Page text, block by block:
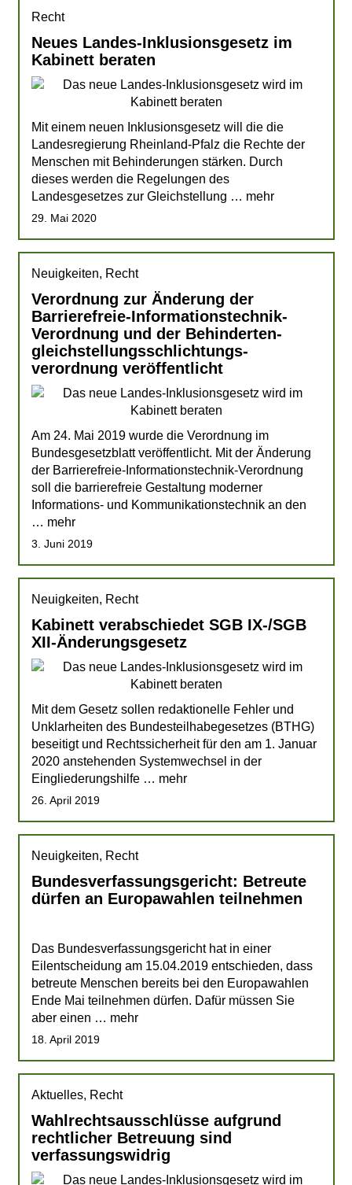
Recht
Neues Landes-Inklusionsgesetz im
Kabinett beraten
Mit einem neuen Inklusionsgesetz will die die
Landesregierung Rheinland-Pfalz die Rechte der
Menschen mit Behinderungen stärken. Durch
dieses werden die Regelungen des
Landesgesetzes zur Gleichstellung … mehr
29. Mai 2020
Neuigkeiten, Recht
Verordnung zur Änderung der
Barrierefreie-Informationstechnik-
Verordnung und der Behinderten­
gleichstellungs­schlichtungs­
verordnung veröffentlicht
Am 24. Mai 2019 wurde die Verordnung im
Bundesgesetzblatt veröffentlicht. Mit der Änderung
der Barrierefreie-Informationstechnik-Verordnung
soll die barrierefreie Gestaltung moderner
Informations- und Kommunikationstechnik an den
… mehr
3. Juni 2019
Neuigkeiten, Recht
Kabinett verabschiedet SGB IX-/SGB
XII-Änderungsgesetz
Mit dem Gesetz sollen redaktionelle Fehler und
Unklarheiten des Bundesteilhabegesetzes (BTHG)
beseitigt und Rechtssicherheit für den am 1. Januar
2020 anstehenden Systemwechsel in der
Eingliederungshilfe … mehr
26. April 2019
Neuigkeiten, Recht
Bundesverfassungsgericht: Betreute
dürfen an Europawahlen teilnehmen
Das Bundesverfassungsgericht hat in einer
Eilentscheidung am 15.04.2019 entschieden, dass
betreute Menschen bereits bei den Europawahlen
Ende Mai teilnehmen dürfen. Dafür müssen Sie
aber einen … mehr
18. April 2019
Aktuelles, Recht
Wahlrechtsausschlüsse aufgrund
rechtlicher Betreuung sind
verfassungswidrig